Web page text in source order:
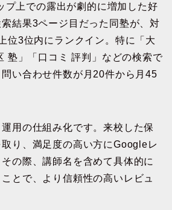
プ上での露出が劇的に増加した好
結果3ページ目だった同塾が、対
位3位内にランクイン。特に「大
塾」「口コミ 評判」などの検索で
い合わせ件数が月20件から月45
用の仕組み化です。来校した保
り、満足度の高い方にGoogleレ
の際、講師名を含めて具体的に
とで、より信頼性の高いレビュ